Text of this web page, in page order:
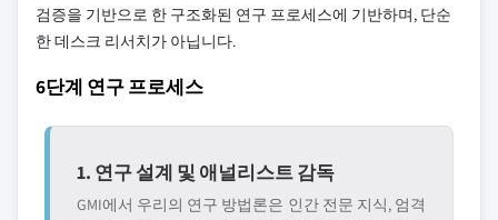
검증을 기반으로 한 구조화된 연구 프로세스에 기반하며, 단순
한 데스크 리서치가 아닙니다.
6단계 연구 프로세스
1. 연구 설계 및 애널리스트 감독
GMI에서 우리의 연구 방법론은 인간 전문 지식, 엄격